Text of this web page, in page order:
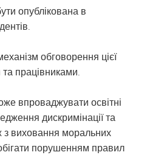
опублікована в
обговорення цієї
та працівниками.
впроваджувати освітні
дискримінації та
з виховання моральних
порушенням правил